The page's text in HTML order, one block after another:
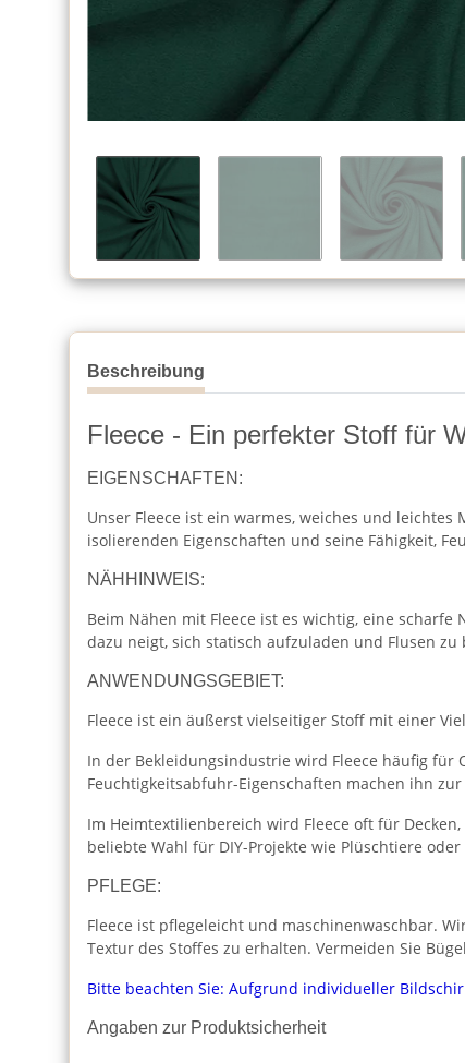
Beschreibung
Fleece - Ein perfekter Stoff für
EIGENSCHAFTEN:
Unser Fleece ist ein warmes, weiches und
isolierenden Eigenschaften und seine Fähigkeit,
NÄHHINWEIS:
Beim Nähen mit Fleece ist es wichtig, eine
dazu neigt, sich statisch aufzuladen und Flusen
ANWENDUNGSGEBIET:
Fleece ist ein äußerst vielseitiger Stoff mit einer
In der Bekleidungsindustrie wird Fleece häufig für
Feuchtigkeitsabfuhr-Eigenschaften machen ihn
Im Heimtextilienbereich wird Fleece oft für
beliebte Wahl für DIY-Projekte wie Plüschtiere
PFLEGE:
Fleece ist pflegeleicht und maschinenwaschbar.
Textur des Stoffes zu erhalten. Vermeiden Sie
Bitte beachten Sie: Aufgrund individueller
Angaben zur Produktsicherheit